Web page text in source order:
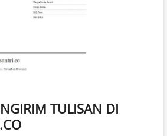
TULISAN DI